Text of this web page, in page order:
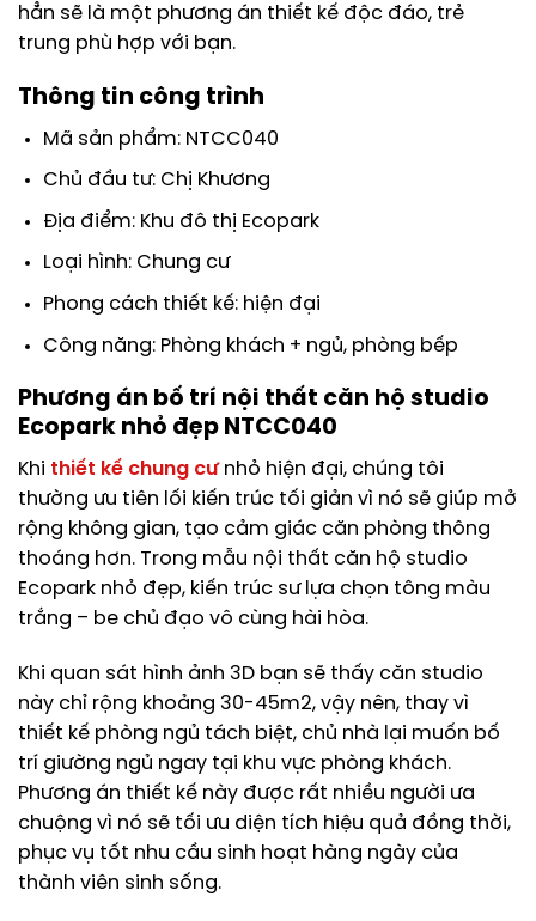
hẳn sẽ là một phương án thiết kế độc đáo, trẻ
trung phù hợp với bạn.
Thông tin công trình
Mã sản phẩm: NTCC040
Chủ đầu tư: Chị Khương
Địa điểm: Khu đô thị Ecopark
Loại hình: Chung cư
Phong cách thiết kế: hiện đại
Công năng: Phòng khách + ngủ, phòng bếp
Phương án bố trí nội thất căn hộ studio
Ecopark nhỏ đẹp NTCC040
Khi thiết kế chung cưnhỏ hiện đại, chúng tôi
thường ưu tiên lối kiến trúc tối giản vì nó sẽ giúp mở
rộng không gian, tạo cảm giác căn phòng thông
thoáng hơn. Trong mẫu nội thất căn hộ studio
Ecopark nhỏ đẹp, kiến trúc sư lựa chọn tông màu
trắng – be chủ đạo vô cùng hài hòa.
Khi quan sát hình ảnh 3D bạn sẽ thấy căn studio
này chỉ rộng khoảng 30-45m2, vậy nên, thay vì
thiết kế phòng ngủ tách biệt, chủ nhà lại muốn bố
trí giường ngủ ngay tại khu vực phòng khách.
Phương án thiết kế này được rất nhiều người ưa
chuộng vì nó sẽ tối ưu diện tích hiệu quả đồng thời,
phục vụ tốt nhu cầu sinh hoạt hàng ngày của
thành viên sinh sống.